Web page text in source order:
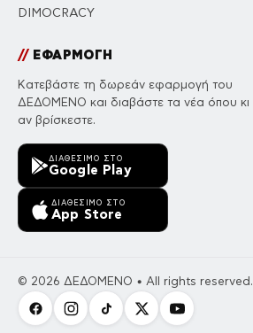
DIMOCRACY
//ΕΦΑΡΜΟΓΗ
Κατεβάστε τη δωρεάν εφαρμογή του
ΔΕΔΟΜΕΝΟ και διαβάστε τα νέα όπου κι
αν βρίσκεστε.
ΔΙΑΘΈΣΙΜΟ ΣΤΟ
Google Play
ΔΙΑΘΈΣΙΜΟ ΣΤΟ
App Store
© 2026 ΔΕΔΟΜΕΝΟ • All rights reserved.